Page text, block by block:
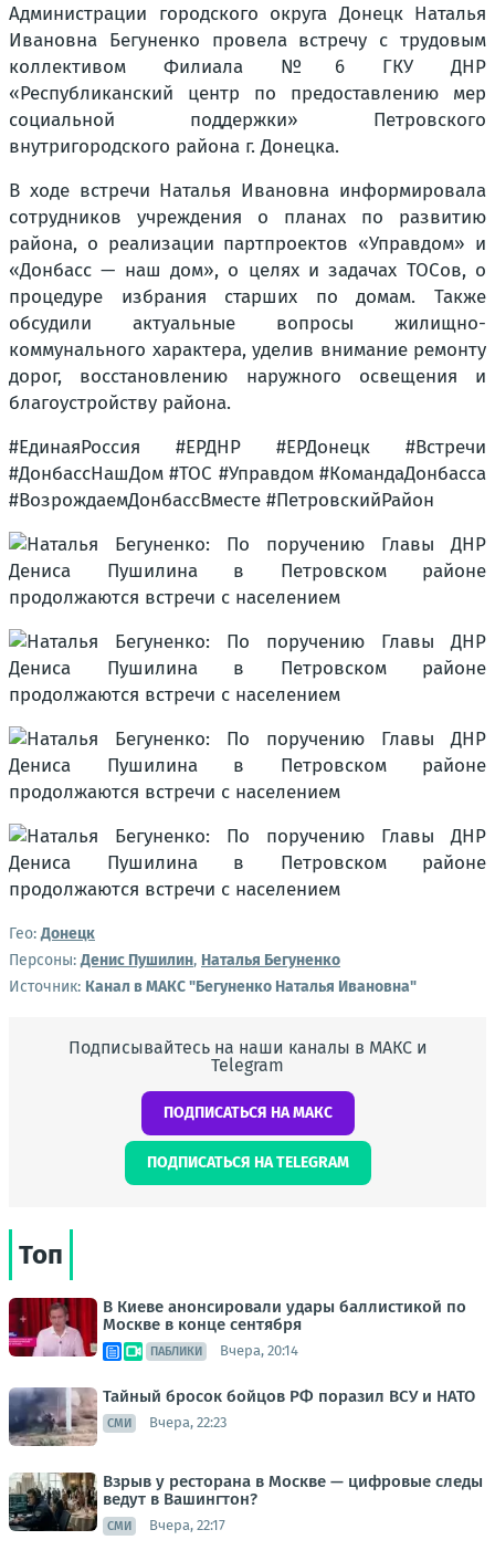
Администрации городского округа Донецк Наталья
Ивановна Бегуненко провела встречу с трудовым
коллективом Филиала №6 ГКУ ДНР
«Республиканский центр по предоставлению мер
социальной поддержки» Петровского
внутригородского района г. Донецка.
В ходе встречи Наталья Ивановна информировала
сотрудников учреждения о планах по развитию
района, о реализации партпроектов «Управдом» и
«Донбасс — наш дом», о целях и задачах ТОСов, о
процедуре избрания старших по домам. Также
обсудили актуальные вопросы жилищно-
коммунального характера, уделив внимание ремонту
дорог, восстановлению наружного освещения и
благоустройству района.
#ЕдинаяРоссия #ЕРДНР #ЕРДонецк #Встречи
#ДонбассНашДом #ТОС #Управдом #КомандаДонбасса
#ВозрождаемДонбассВместе #ПетровскийРайон
Гео:Донецк
Персоны: Денис Пушилин, Наталья Бегуненко
Источник: Канал в МАКС "Бегуненко Наталья Ивановна"
Подписывайтесь на наши каналы в МАКС и
Telegram
ПОДПИСАТЬСЯ НА МАКС
ПОДПИСАТЬСЯ НА TELEGRAM
Топ
В Киеве анонсировали удары баллистикой по
Москве в конце сентября
ПАБЛИКИ Вчера, 20:14
Тайный бросок бойцов РФ поразил ВСУ и НАТО
СМИ Вчера, 22:23
Взрыв у ресторана в Москве — цифровые следы
ведут в Вашингтон?
СМИ Вчера, 22:17